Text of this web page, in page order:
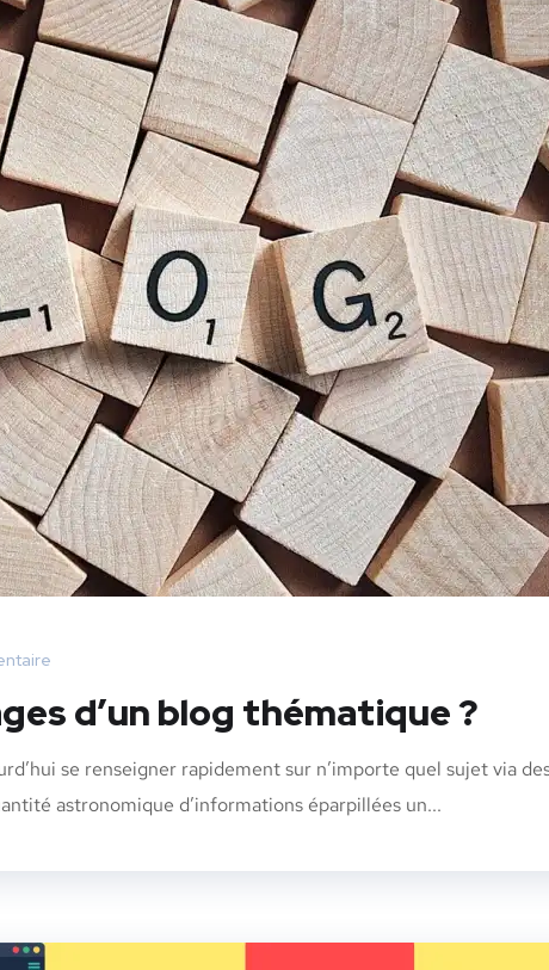
d’un blog thématique ?
se renseigner rapidement sur n’importe quel sujet via
astronomique d’informations éparpillées un...